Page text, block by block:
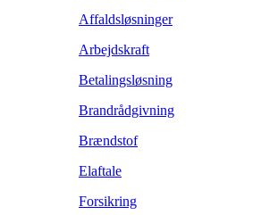
Affaldsløsninger
Arbejdskraft
Betalingsløsning
Brandrådgivning
Brændstof
Elaftale
Forsikring